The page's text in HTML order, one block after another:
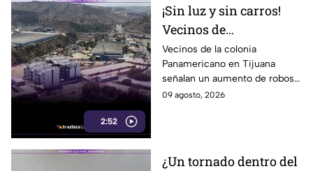
2:52
¡Sin luz y sin carros!
Vecinos de
Panamericano en
Tijuana viven bajo la
inseguridad
Vecinos de la colonia
Panamericano en Tijuana
señalan un aumento de robos
durante los últimos tres
09 agosto, 2026
¿Un tornado dentro del